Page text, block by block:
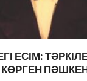
ЕСІМ: